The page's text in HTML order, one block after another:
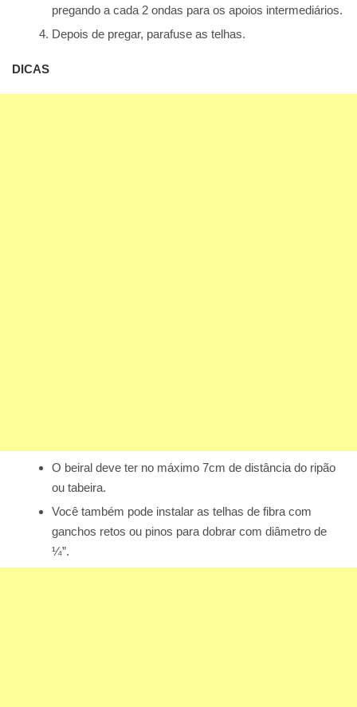
pregando a cada 2 ondas para os apoios intermediários.
Depois de pregar, parafuse as telhas.
DICAS
O beiral deve ter no máximo 7cm de distância do ripão
ou tabeira.
Você também pode instalar as telhas de fibra com
ganchos retos ou pinos para dobrar com diâmetro de
¼”.